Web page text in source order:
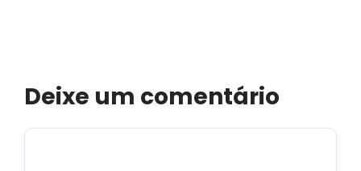
Deixe um comentário